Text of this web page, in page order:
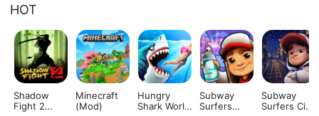
HOT
Shadow
Fight 2
Minecraft
(Mod)
Hungry
Shark World
Subway
Surfers
Subway
Surfers City